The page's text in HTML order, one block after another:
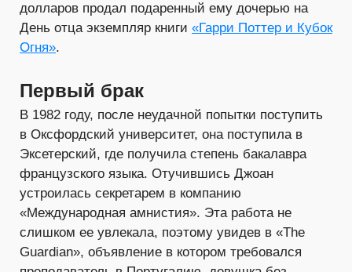
долларов продал подаренный ему дочерью на
День отца экземпляр книги «Гарри Поттер и Кубок
Огня».
Первый брак
В 1982 году, после неудачной попытки поступить
в Оксфордский университет, она поступила в
Эксетерский, где получила степень бакалавра
французского языка. Отучившись Джоан
устроилась секретарем в компанию
«Международная амнистия». Эта работа не
слишком ее увлекала, поэтому увидев в «The
Guardian», объявление в котором требовался